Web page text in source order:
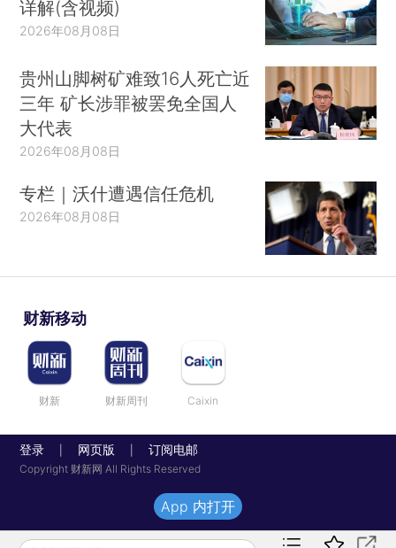
详解(含视频)
2026年08月08日
贵州山脚树矿难致16人死亡近
三年 矿长涉罪被罢免全国人
大代表
2026年08月08日
专栏｜沃什遭遇信任危机
2026年08月08日
财新移动
财新 财新周刊 Caixin
登录 网页版 订阅电邮
Copyright 财新网 All Rights Reserved
App 内打开